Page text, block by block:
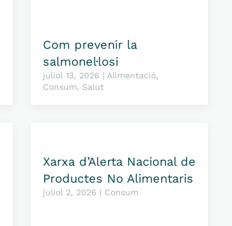
Com prevenir la
salmonel·losi
juliol 13, 2026 | Alimentació,
Consum, Salut
Xarxa d’Alerta Nacional de
Productes No Alimentaris
juliol 2, 2026 | Consum